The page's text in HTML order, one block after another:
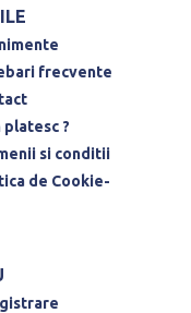
frecvente
platesc ?
si conditii
de Cookie-